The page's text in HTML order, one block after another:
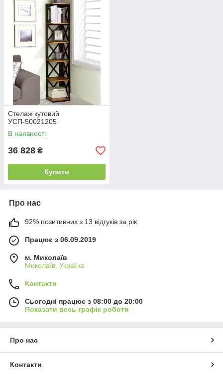
Стелаж кутовий
УСП-50021205
В наявності
36 828 ₴
Купити
Про нас
92% позитивних з 13 відгуків за рік
Працює з 06.09.2019
м. Миколаїв
Миколаїв, Україна
Контакти
Сьогодні працює з 08:00 до 20:00
Показати весь графік роботи
Про нас
Контакти